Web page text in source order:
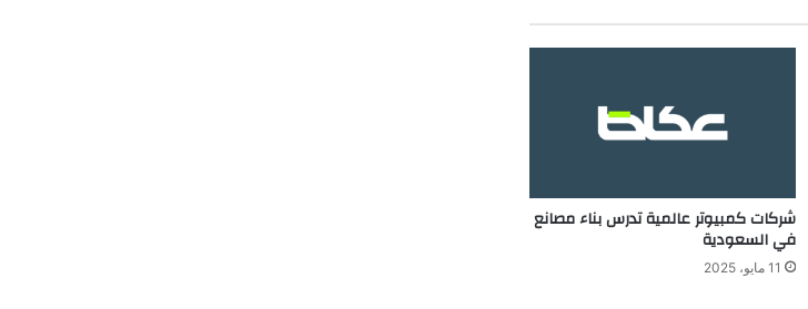
شركات كمبيوتر عالمية تدرس بناء مصانع
في السعودية
11 مايو، 2025